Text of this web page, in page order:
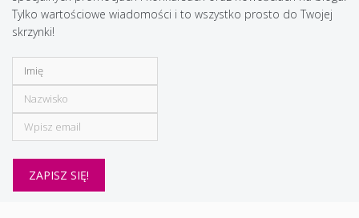
Tylko wartościowe wiadomości i to wszystko prosto do Twojej
skrzynki!